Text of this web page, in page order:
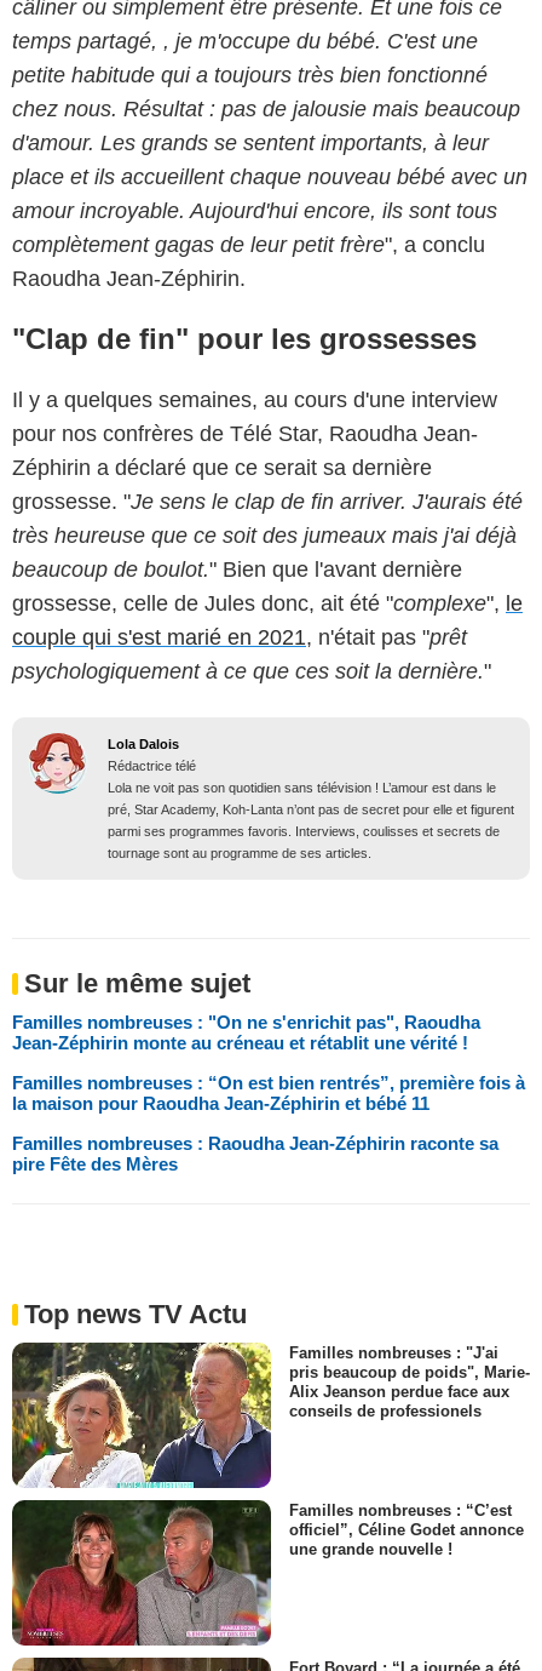
câliner ou simplement être présente. Et une fois ce
temps partagé, , je m'occupe du bébé. C'est une
petite habitude qui a toujours très bien fonctionné
chez nous. Résultat : pas de jalousie mais beaucoup
d'amour. Les grands se sentent importants, à leur
place et ils accueillent chaque nouveau bébé avec un
amour incroyable. Aujourd'hui encore, ils sont tous
complètement gagas de leur petit frère", a conclu
Raoudha Jean-Zéphirin.
"Clap de fin" pour les grossesses
Il y a quelques semaines, au cours d'une interview
pour nos confrères de Télé Star, Raoudha Jean-
Zéphirin a déclaré que ce serait sa dernière
grossesse. "Je sens le clap de fin arriver. J'aurais été
très heureuse que ce soit des jumeaux mais j'ai déjà
beaucoup de boulot." Bien que l'avant dernière
grossesse, celle de Jules donc, ait été "complexe", le
couple qui s'est marié en 2021, n'était pas "prêt
psychologiquement à ce que ces soit la dernière."
Lola Dalois
Rédactrice télé
Lola ne voit pas son quotidien sans télévision ! L’amour est dans le
pré, Star Academy, Koh-Lanta n’ont pas de secret pour elle et figurent
parmi ses programmes favoris. Interviews, coulisses et secrets de
tournage sont au programme de ses articles.
Sur le même sujet
Familles nombreuses : "On ne s'enrichit pas", Raoudha
Jean-Zéphirin monte au créneau et rétablit une vérité !
Familles nombreuses : “On est bien rentrés”, première fois à
la maison pour Raoudha Jean-Zéphirin et bébé 11
Familles nombreuses : Raoudha Jean-Zéphirin raconte sa
pire Fête des Mères
Top news TV Actu
Familles nombreuses : "J'ai
pris beaucoup de poids", Marie-
Alix Jeanson perdue face aux
conseils de professionels
Familles nombreuses : “C’est
officiel”, Céline Godet annonce
une grande nouvelle !